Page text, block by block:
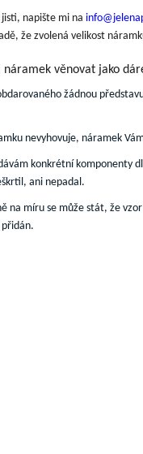
jisti, napište mi na
že zvolená velikost
náramek věnovat jako
žádnou
nevyhovuje, náramek
konkrétní komponenty
, ani nepadal.
na míru se může stát, že